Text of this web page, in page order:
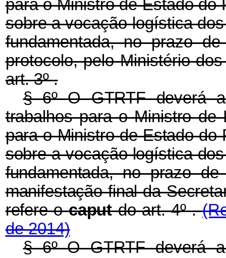
para o Ministro de Estado do
sobre a vocação logística
fundamentada, no prazo
protocolo, pelo Ministério
art. 3º.
§ 6ºO GTRTF deverá
trabalhos para o Ministro de
para o Ministro de Estado do
sobre a vocação logística
fundamentada, no prazo
manifestação final da
refere ocaputdo art. 4º.
de 2014)
§ 6ºO GTRTF deverá